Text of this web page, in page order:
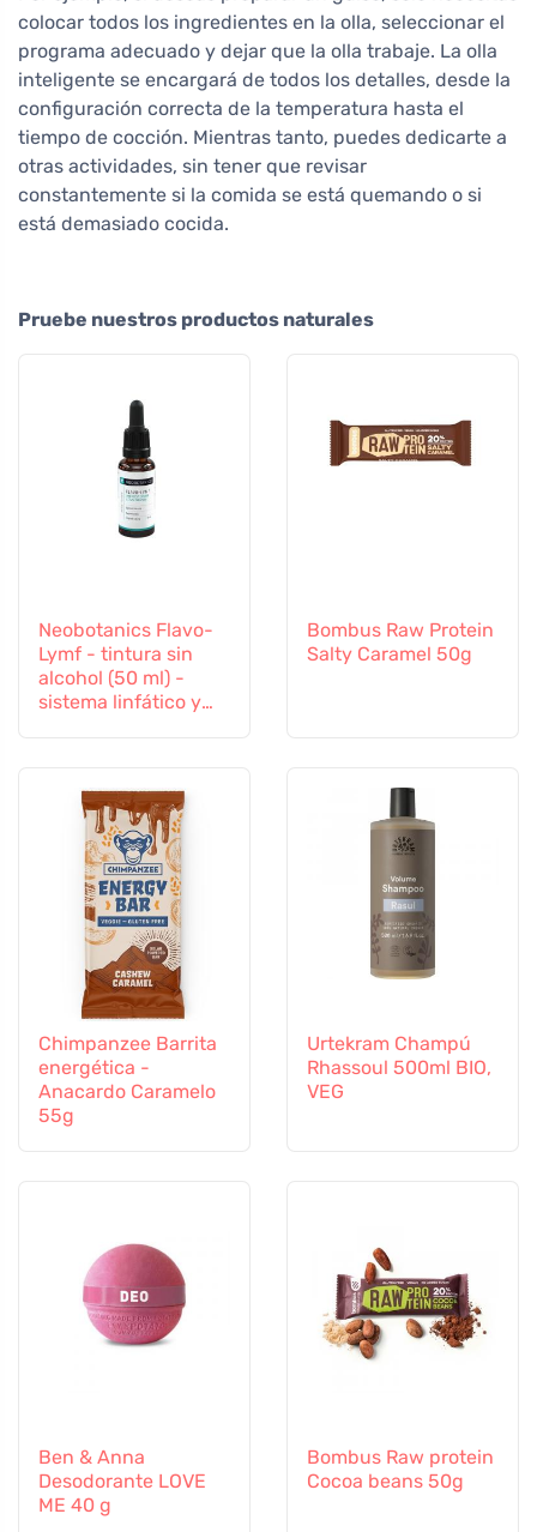
colocar todos los ingredientes en la olla, seleccionar el
programa adecuado y dejar que la olla trabaje. La olla
inteligente se encargará de todos los detalles, desde la
configuración correcta de la temperatura hasta el
tiempo de cocción. Mientras tanto, puedes dedicarte a
otras actividades, sin tener que revisar
constantemente si la comida se está quemando o si
está demasiado cocida.
Pruebe nuestros productos naturales
Neobotanics Flavo-
Lymf - tintura sin
alcohol (50 ml) -
sistema linfático y
Bombus Raw Protein
Salty Caramel 50g
Chimpanzee Barrita
energética -
Anacardo Caramelo
55g
Urtekram Champú
Rhassoul 500ml BIO,
VEG
Ben & Anna
Desodorante LOVE
ME 40 g
Bombus Raw protein
Cocoa beans 50g